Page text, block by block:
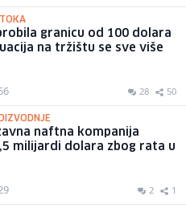
granicu od 100 dolara
na tržištu se sve više
28 50
naftna kompanija
milijardi dolara zbog rata u
2 1